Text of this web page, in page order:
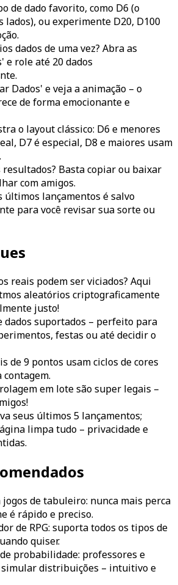
de dado favorito, como D6 (o
lados), ou experimente D20, D100
dados de uma vez? Abra as
e role até 20 dados
Dados' e veja a animação – o
de forma emocionante e
o layout clássico: D6 e menores
D7 é especial, D8 e maiores usam
Basta copiar ou baixar
com amigos.
últimos lançamentos é salvo
para você revisar sua sorte ou
reais podem ser viciados? Aqui
aleatórios criptograficamente
justo!
dados suportados – perfeito para
festas ou até decidir o
de 9 pontos usam ciclos de cores
em lote são super legais –
seus últimos 5 lançamentos;
limpa tudo – privacidade e
jogos de tabuleiro: nunca mais perca
é rápido e preciso.
de RPG: suporta todos os tipos de
quiser.
probabilidade: professores e
distribuições – intuitivo e